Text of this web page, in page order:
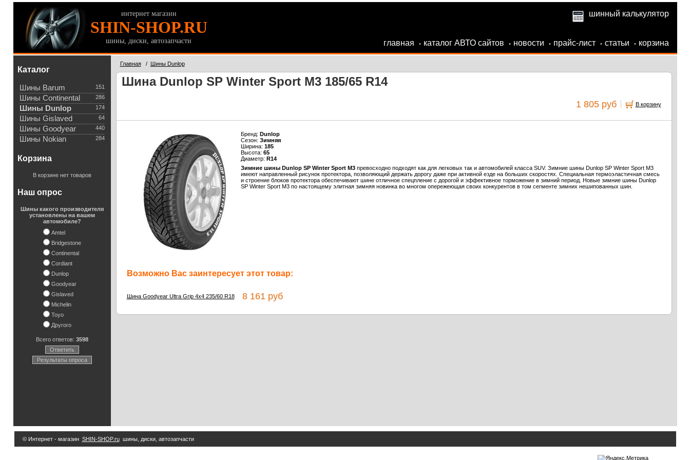
интернет магазин
SHIN-SHOP.RU
шины, диски, автозапчасти
шинный калькулятор
главная • каталог АВТО сайтов • новости • прайс-лист • статьи • корзина
Каталог
151
Шины Barum
286
Шины Continental
174
Шины Dunlop
64
Шины Gislaved
440
Шины Goodyear
284
Шины Nokian
Корзина
В корзине нет товаров
Наш опрос
Шины какого производителя
установлены на вашем
автомобиле?
Amtel
Bridgestone
Continental
Cordiant
Dunlop
Goodyear
Gislaved
Michelin
Toyo
Другого
Всего ответов: 3598
Ответить
Результаты опроса
Главная/ Шины Dunlop
Шина Dunlop SP Winter Sport M3 185/65 R14
1 805 руб В корзину
Бренд: Dunlop
Сезон: Зимняя
Ширина: 185
Высота: 65
Диаметр: R14
Зимние шины Dunlop SP Winter Sport M3превосходно подходят как для легковых так и автомобилей класса SUV. Зимние шины Dunlop SP Winter Sport M3
имеют направленный рисунок протектора, позволяющий держать дорогу даже при активной езде на больших скоростях. Специальная термоэластичная смесь
и строение блоков протектора обеспечивают шине отличное спецпление с дорогой и эффективное торможение в зимний период. Новые зимние шины Dunlop
SP Winter Sport M3 по настоящему элитная зимняя новинка во многом опережеющая своих конкурентов в том сегменте зимних нешипованных шин.
Возможно Вас заинтересует этот товар:
Шина Goodyear Ultra Grip 4x4 235/60 R188 161 руб
© Интернет - магазин SHIN-SHOP.ruшины, диски, автозапчасти